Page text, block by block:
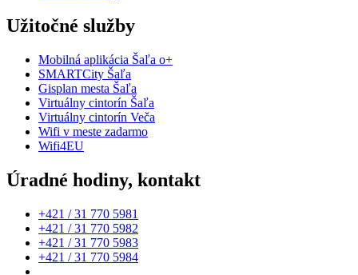
Užitočné služby
Mobilná aplikácia Šaľa o+
SMARTCity Šaľa
Gisplan mesta Šaľa
Virtuálny cintorín Šaľa
Virtuálny cintorín Veča
Wifi v meste zadarmo
Wifi4EU
Úradné hodiny, kontakt
+421 / 31 770 5981
+421 / 31 770 5982
+421 / 31 770 5983
+421 / 31 770 5984